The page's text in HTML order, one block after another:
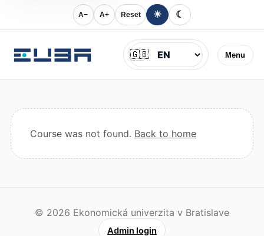
A− A+ Reset ☀ ☾
Menu
Jazyk
🇬🇧
Course was not found. Back to home
© 2026 Ekonomická univerzita v Bratislave
Admin login